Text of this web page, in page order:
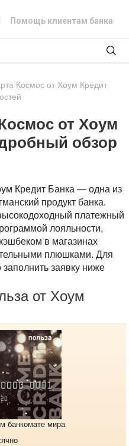
Помощь клиентам банка
Космос от Хоум Кредит
от Хоум
обзор
Кредит Банка — одна из
продукт банка.
платежный
лояльности,
в магазинах
плюшками. Для
заявку ниже
от Хоум
банкомате мира